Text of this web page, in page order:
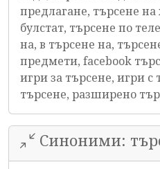
предлагане, търсене на
булстат, търсене по
на, в търсене на,
предмети, facebook
игри за търсене, игри с
търсене, разширено
Синоними: